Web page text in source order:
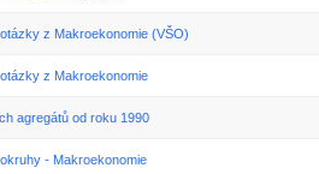
z Makroekonomie (VŠO)
z Makroekonomie
agregátů od roku 1990
- Makroekonomie